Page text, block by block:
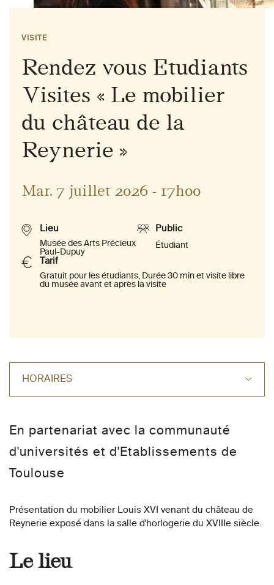
Rendez vous Etudiants
Visites « Le mobilier
du château de la
Reynerie »
VISITE
Mar. 7 juillet 2026 - 17h00
Lieu
Musée des Arts Précieux
Paul-Dupuy
Public
Étudiant
Tarif
Gratuit pour les étudiants, Durée 30 min et visite libre
du musée avant et après la visite
HORAIRES
En partenariat avec la communauté
d'universités et d'Etablissements de
Toulouse
Présentation du mobilier Louis XVI venant du château de
Reynerie exposé dans la salle d'horlogerie du XVIIIe siècle.
Le lieu